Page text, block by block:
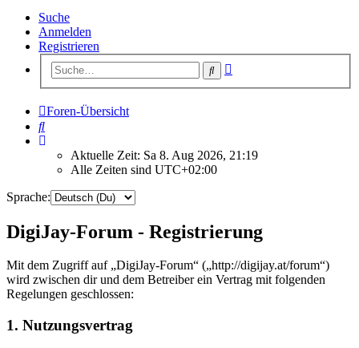
Suche
Anmelden
Registrieren
Suche
Foren-Übersicht
Suche
Aktuelle Zeit: Sa 8. Aug 2026, 21:19
Alle Zeiten sind UTC+02:00
Sprache:
DigiJay-Forum - Registrierung
Mit dem Zugriff auf „DigiJay-Forum“ („http://digijay.at/forum“)
wird zwischen dir und dem Betreiber ein Vertrag mit folgenden
Regelungen geschlossen:
1. Nutzungsvertrag